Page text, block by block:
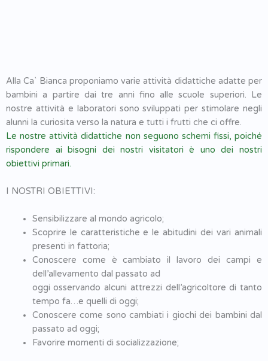
Alla Ca` Bianca proponiamo varie attività didattiche adatte per
bambini a partire dai tre anni fino alle scuole superiori. Le
nostre attività e laboratori sono sviluppati per stimolare negli
alunni la curiosita verso la natura e tutti i frutti che ci offre.
Le nostre attività didattiche non seguono schemi fissi, poiché
rispondere ai bisogni dei nostri visitatori è uno dei nostri
obiettivi primari.
I NOSTRI OBIETTIVI:
Sensibilizzare al mondo agricolo;
Scoprire le caratteristiche e le abitudini dei vari animali
presenti in fattoria;
Conoscere come è cambiato il lavoro dei campi e
dell’allevamento dal passato ad
oggi osservando alcuni attrezzi dell’agricoltore di tanto
tempo fa…e quelli di oggi;
Conoscere come sono cambiati i giochi dei bambini dal
passato ad oggi;
Favorire momenti di socializzazione;